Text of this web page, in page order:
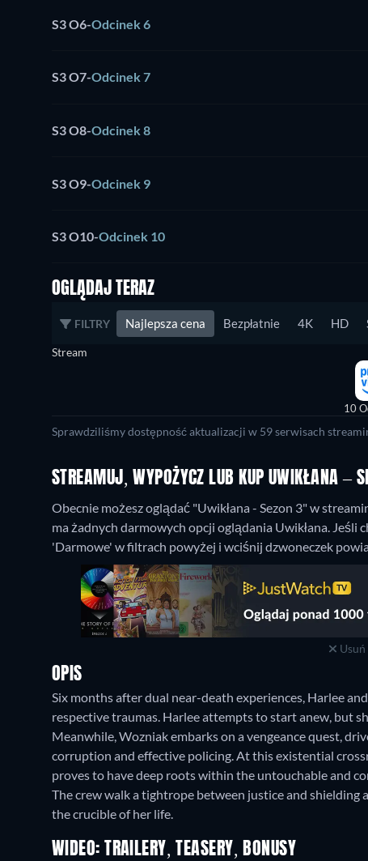
S3 O6-Odcinek 6
S3 O7-Odcinek 7
S3 O8-Odcinek 8
S3 O9-Odcinek 9
S3 O10-Odcinek 10
OGLĄDAJ TERAZ
FILTRY Najlepsza cena Bezpłatnie 4K HD
Stream
10
Sprawdziliśmy dostępność aktualizacji w 59 serwisach
STREAMUJ, WYPOŻYCZ LUB KUP UWIKŁANA –
Obecnie możesz oglądać "Uwikłana - Sezon 3" w
ma żadnych darmowych opcji oglądania Uwikłana. Jeśli
'Darmowe' w filtrach powyżej i wciśnij dzwoneczek
OPIS
Six months after dual near-death experiences, Harlee
respective traumas. Harlee attempts to start anew, but
Meanwhile, Wozniak embarks on a vengeance quest,
corruption and effective policing. At this existential
proves to have deep roots within the untouchable and
The crew walk a tightrope between justice and
the crucible of her life.
WIDEO: TRAILERY, TEASERY, BONUSY